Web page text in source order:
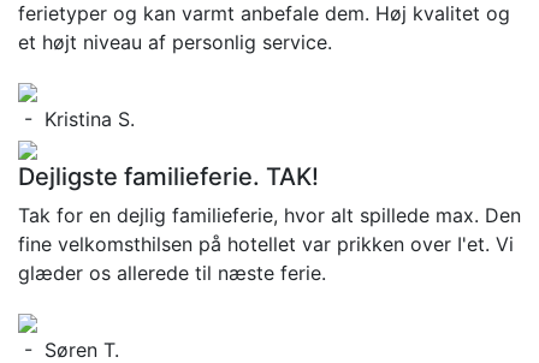
ferietyper og kan varmt anbefale dem. Høj kvalitet og
et højt niveau af personlig service.
- Kristina S.
Dejligste familieferie. TAK!
Tak for en dejlig familieferie, hvor alt spillede max. Den
fine velkomsthilsen på hotellet var prikken over I'et. Vi
glæder os allerede til næste ferie.
- Søren T.